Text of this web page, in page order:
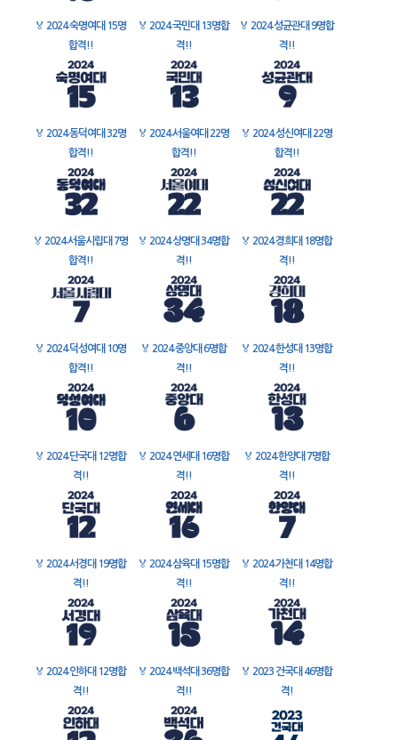
🏅 2024 숙명여대 15명
합격!!
🏅 2024 국민대 13명합
격!!
🏅 2024 성균관대 9명합
격!!
🏅 2024 동덕여대 32명
합격!!
🏅 2024 서울여대 22명
합격!!
🏅 2024 성신여대 22명
합격!!
🏅 2024 서울시립대 7명
합격!!
🏅 2024 상명대 34명합
격!!
🏅 2024 경희대 18명합
격!!
🏅 2024 덕성여대 10명
합격!!
🏅 2024 중앙대 6명합
격!!
🏅 2024 한성대 13명합
격!!
🏅 2024 단국대 12명합
격!!
🏅 2024 연세대 16명합
격!!
🏅 2024 한양대 7명합
격!!
🏅 2024 서경대 19명합
격!!
🏅 2024 삼육대 15명합
격!!
🏅 2024 가천대 14명합
격!!
🏅 2024 인하대 12명합
격!!
🏅 2024 백석대 36명합
격!!
🏅 2023 건국대 46명합
격!